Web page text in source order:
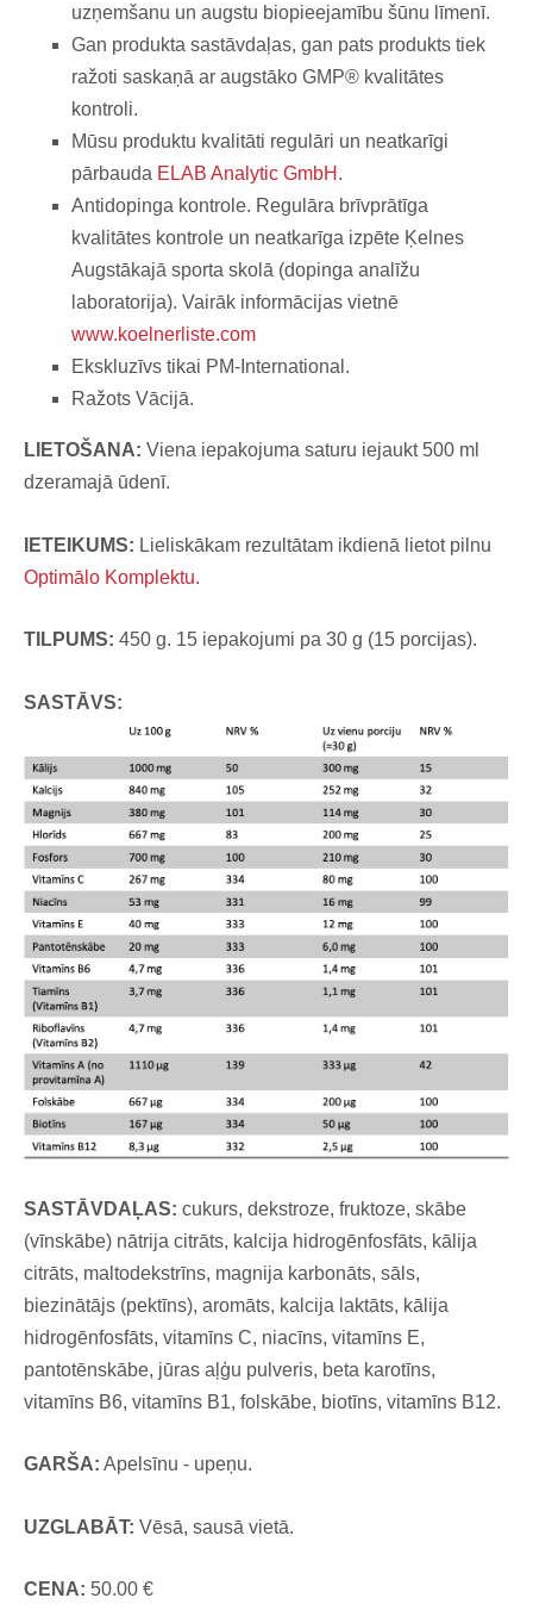
uzņemšanu un augstu biopieejamību šūnu līmenī.
Gan produkta sastāvdaļas, gan pats produkts tiek
ražoti saskaņā ar augstāko GMP® kvalitātes
kontroli.
Mūsu produktu kvalitāti regulāri un neatkarīgi
pārbauda ELAB Analytic GmbH .
Antidopinga kontrole. Regulāra brīvprātīga
kvalitātes kontrole un neatkarīga izpēte Ķelnes
Augstākajā sporta skolā (dopinga analīžu
laboratorija). Vairāk informācijas vietnē
www.koelnerliste.com
Ekskluzīvs tikai PM-International.
Ražots Vācijā.
LIETOŠANA: Viena iepakojuma saturu iejaukt 500 ml
dzeramajā ūdenī.
IETEIKUMS: Lieliskākam rezultātam ikdienā lietot pilnu
Optimālo Komplektu.
TILPUMS: 450 g. 15 iepakojumi pa 30 g (15 porcijas).
SASTĀVS:
SASTĀVDAĻAS: cukurs, dekstroze, fruktoze, skābe
(vīnskābe) nātrija citrāts, kalcija hidrogēnfosfāts, kālija
citrāts, maltodekstrīns, magnija karbonāts, sāls,
biezinātājs (pektīns), aromāts, kalcija laktāts, kālija
hidrogēnfosfāts, vitamīns C, niacīns, vitamīns E,
pantotēnskābe, jūras aļģu pulveris, beta karotīns,
vitamīns B6, vitamīns B1, folskābe, biotīns, vitamīns B12.
GARŠA: Apelsīnu - upeņu.
UZGLABĀT: Vēsā, sausā vietā.
CENA: 50.00 €